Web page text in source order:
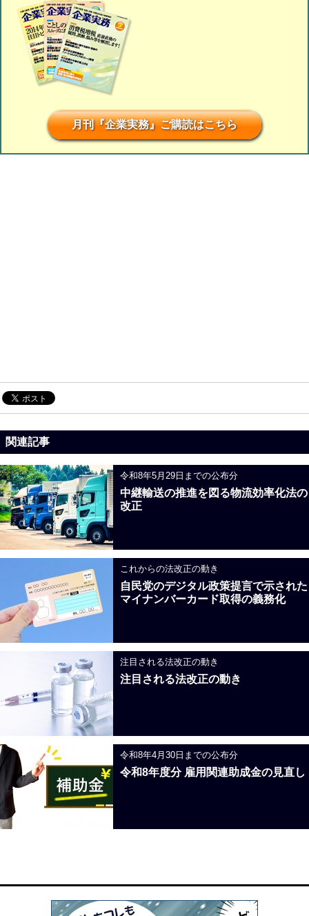
月刊『企業実務』ご購読はこちら
関連記事
令和8年5月29日までの公布分
中継輸送の推進を図る物流効率化法の
改正
これからの法改正の動き
自民党のデジタル政策提言で示された
マイナンバーカード取得の義務化
注目される法改正の動き
注目される法改正の動き
令和8年4月30日までの公布分
令和8年度分 雇用関連助成金の見直し